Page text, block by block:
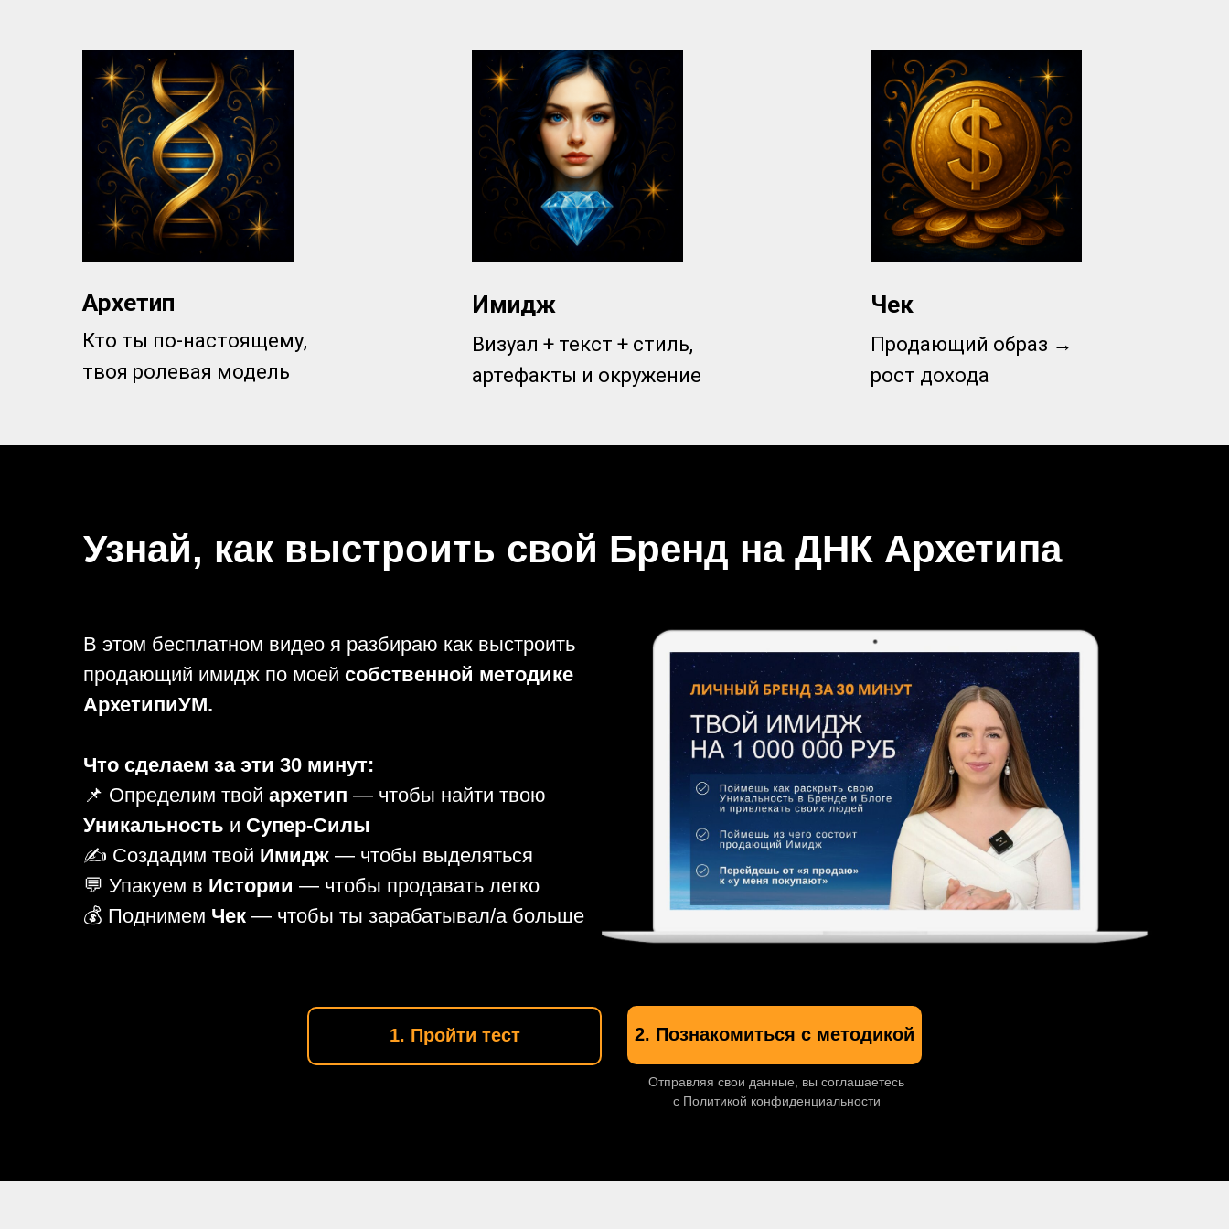
Кто ты по-настоящему,
твоя ролевая модель
Архетип
Визуал + текст + стиль,
артефакты и окружение
Имидж Чек
Продающий образ →
рост дохода
2. Познакомиться с методикой
Узнай, как выстроить свой Бренд на ДНК Архетипа
Отправляя свои данные, вы соглашаетесь
с Политикой конфиденциальности
В этом бесплатном видео я разбираю как выстроить
продающий имидж по моей собственной методике
АрхетипиУМ.
Что сделаем за эти 30 минут:
📌 Определим твой архетип — чтобы найти твою
Уникальность и Супер-Силы
✍️ Создадим твой Имидж — чтобы выделяться
💬 Упакуем в Истории — чтобы продавать легко
💰 Поднимем Чек — чтобы ты зарабатывал/а больше
иСупер-Силы
✍️ Создадим твой
чтобы выделяться
💬 Упакуем в
чтобы продавать легко
💰 Поднимем
чтобы ты зарабатывал/а больше
1. Пройти тест